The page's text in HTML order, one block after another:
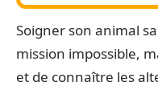
Soigner son animal
mission impossible,
et de connaître les